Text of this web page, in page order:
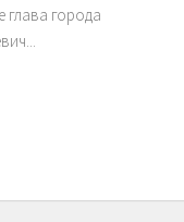
глава города